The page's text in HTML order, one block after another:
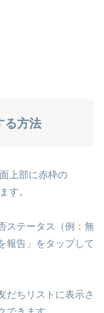
る方法
上部に赤枠の
す。
ステータス（例：無
報告」をタップして
だちリストに表示さ